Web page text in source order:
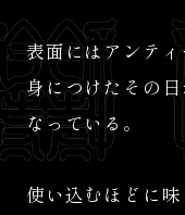
表面にはアンティ
身につけたその
なっている。
使い込むほどに味